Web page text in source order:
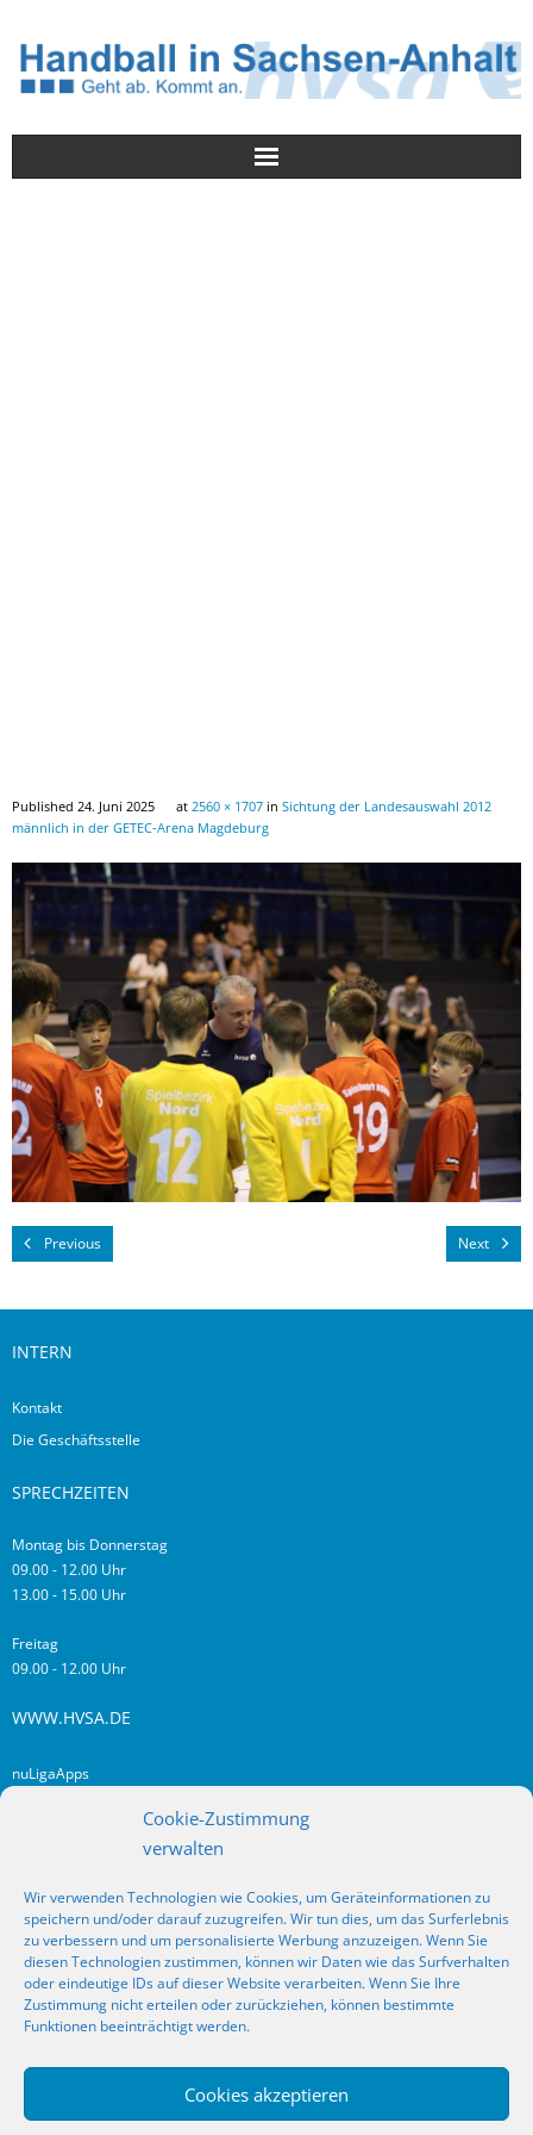
Cookie-Zustimmung
verwalten
Wir verwenden Technologien wie Cookies, um Geräteinformationen zu
speichern und/oder darauf zuzugreifen. Wir tun dies, um das Surferlebnis
zu verbessern und um personalisierte Werbung anzuzeigen. Wenn Sie
diesen Technologien zustimmen, können wir Daten wie das Surfverhalten
oder eindeutige IDs auf dieser Website verarbeiten. Wenn Sie Ihre
Zustimmung nicht erteilen oder zurückziehen, können bestimmte
Funktionen beeinträchtigt werden.
Cookies akzeptieren
Published 24. Juni 2025 at 2560 × 1707 in Sichtung der Landesauswahl 2012
männlich in der GETEC-Arena Magdeburg
Previous Next
INTERN
Kontakt
Die Geschäftsstelle
SPRECHZEITEN
Montag bis Donnerstag
09.00 - 12.00 Uhr
13.00 - 15.00 Uhr
Freitag
09.00 - 12.00 Uhr
WWW.HVSA.DE
nuLigaApps
RSS
Fragen? Kontakt!
SOCIAL MEDIA